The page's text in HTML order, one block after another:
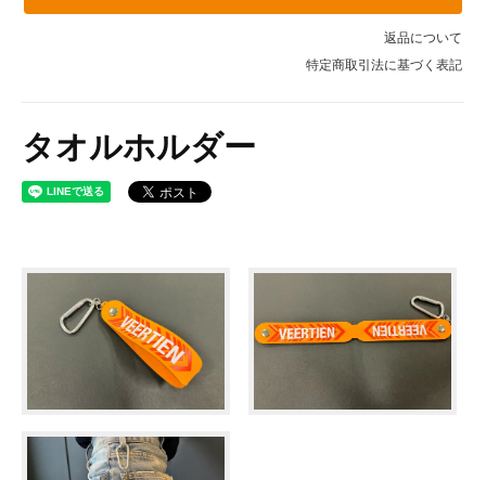
返品について
特定商取引法に基づく表記
タオルホルダー